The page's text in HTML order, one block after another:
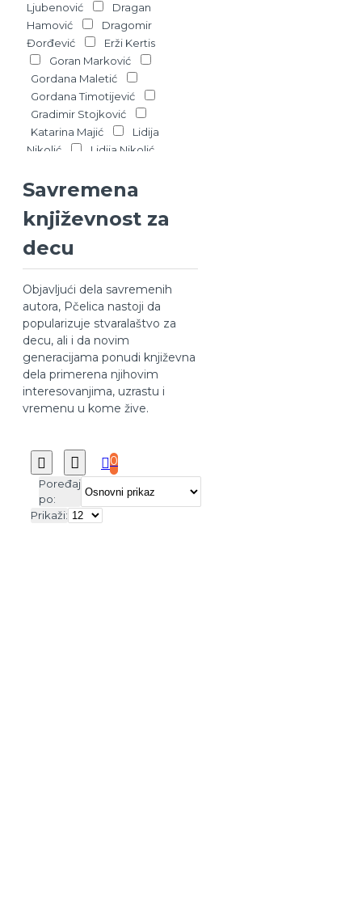
Ljubenović
Dragan
Hamović
Dragomir
Đorđević
Erži Kertis
Goran Marković
Gordana Maletić
Gordana Timotijević
Gradimir Stojković
Katarina Majić
Lidija
Nikolić
Lidija Nikolić,
Milomir Kragović
Milutin Đuričković
Raša Popov
Otašević
Aleksić
Vladan
Stevanović
Vladislav
Vojnović
Zoran
Božović
Savremena
književnost za
decu
Objavljući dela savremenih
autora, Pčelica nastoji da
popularizuje stvaralaštvo za
decu, ali i da novim
generacijama ponudi književna
dela primerena njihovim
interesovanjima, uzrastu i
vremenu u kome žive.
0
Poređaj
po:
Prikaži: